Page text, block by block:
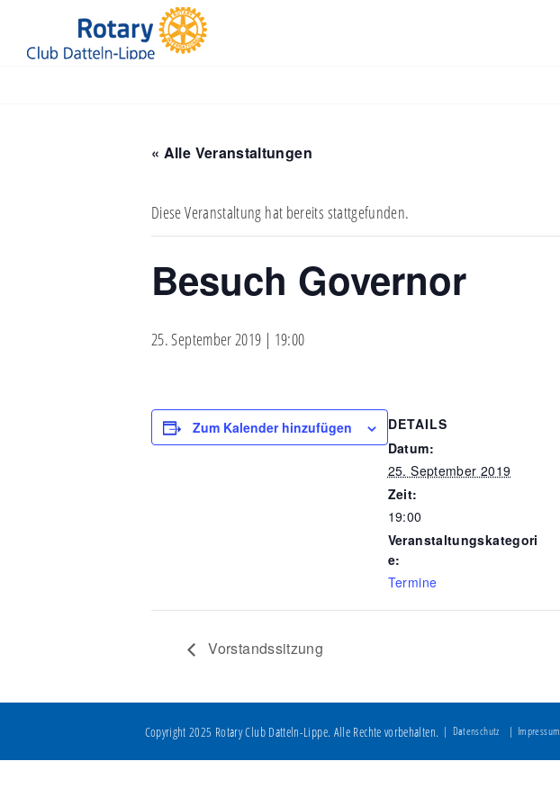
« Alle Veranstaltungen
Diese Veranstaltung hat bereits stattgefunden.
Besuch Governor
25. September 2019 | 19:00
Zum Kalender hinzufügen
DETAILS
Datum:
25. September 2019
Zeit:
19:00
Veranstaltungskategori
e:
Termine
Vorstandssitzung
Copyright 2025 Rotary Club Datteln-Lippe. Alle Rechte vorbehalten. Datenschutz Impressum